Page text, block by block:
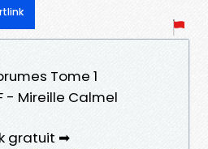
Tome 1
- Mireille Calmel
gratuit ➡